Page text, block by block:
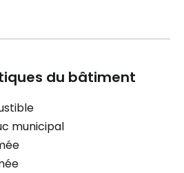
du bâtiment
municipal